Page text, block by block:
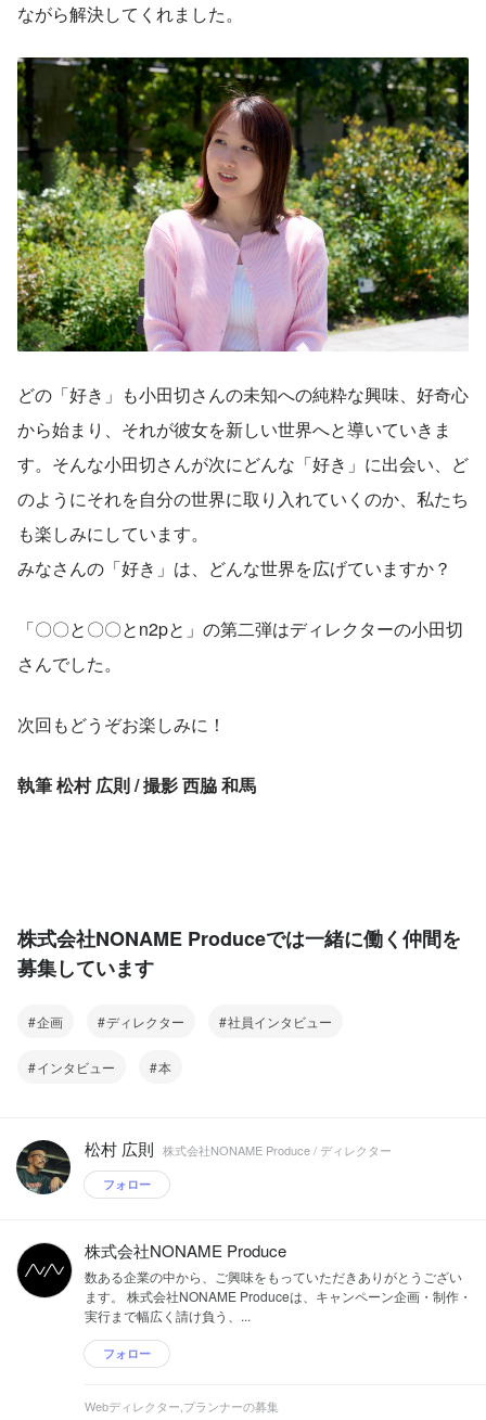
ながら解決してくれました。
どの「好き」も小田切さんの未知への純粋な興味、好奇心
から始まり、それが彼女を新しい世界へと導いていきま
す。そんな小田切さんが次にどんな「好き」に出会い、ど
のようにそれを自分の世界に取り入れていくのか、私たち
も楽しみにしています。
みなさんの「好き」は、どんな世界を広げていますか？
「〇〇と〇〇とn2pと」の第二弾はディレクターの小田切
さんでした。
次回もどうぞお楽しみに！
執筆 松村 広則 / 撮影 西脇 和馬
株式会社NONAME Produceでは一緒に働く仲間を
募集しています
企画 ディレクター 社員インタビュー
インタビュー 本
松村 広則 株式会社NONAME Produce / ディレクター
フォロー
株式会社NONAME Produce
数ある企業の中から、ご興味をもっていただきありがとうござい
ます。 株式会社NONAME Produceは、キャンペーン企画・制作・
実行まで幅広く請け負う、...
フォロー
Webディレクター,プランナーの募集